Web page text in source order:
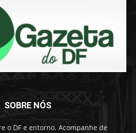
SOBRE NÓS
o DF e entorno. Acompanhe de